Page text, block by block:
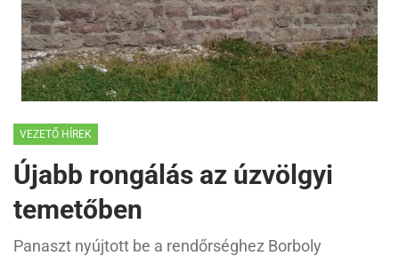
VEZETŐ HÍREK
Újabb rongálás az úzvölgyi
temetőben
Panaszt nyújtott be a rendőrséghez Borboly